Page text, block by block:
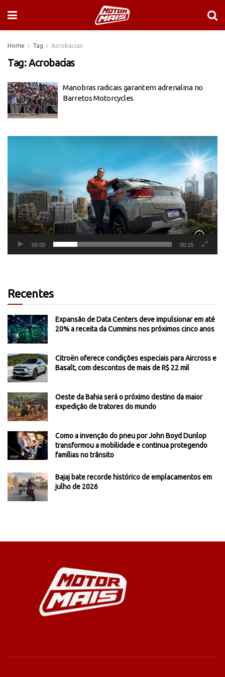
Home Tag Acrobacias
Tag:Acrobacias
Manobras radicais garantem adrenalina no
Barretos Motorcycles
00:00 00:15
Recentes
Expansão de Data Centers deve impulsionar em até
20% a receita da Cummins nos próximos cinco anos
Citroën oferece condições especiais para Aircross e
Basalt, com descontos de mais de R$ 22 mil
Oeste da Bahia será o próximo destino da maior
expedição de tratores do mundo
Como a invenção do pneu por John Boyd Dunlop
transformou a mobilidade e continua protegendo
famílias no trânsito
Bajaj bate recorde histórico de emplacamentos em
julho de 2026